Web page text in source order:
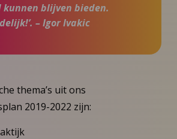
kunnen blijven bieden.
– Igor Ivakic
thema’s uit ons
2019-2022 zijn: